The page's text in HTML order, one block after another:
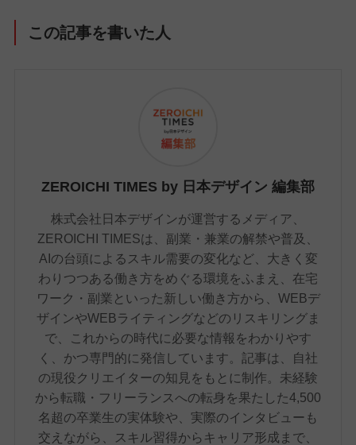
この記事を書いた人
ZEROICHI TIMES by 日本デザイン 編集部
株式会社日本デザインが運営するメディア、
ZEROICHI TIMESは、副業・兼業の解禁や普及、
AIの台頭によるスキル需要の変化など、大きく変
わりつつある働き方をめぐる環境をふまえ、在宅
ワーク・副業といった新しい働き方から、WEBデ
ザインやWEBライティングなどのリスキリングま
で、これからの時代に必要な情報をわかりやす
く、かつ専門的に発信しています。記事は、自社
の現役クリエイターの知見をもとに制作。未経験
から転職・フリーランスへの転身を果たした4,500
名超の卒業生の実体験や、実際のインタビューも
交えながら、スキル習得からキャリア形成まで、